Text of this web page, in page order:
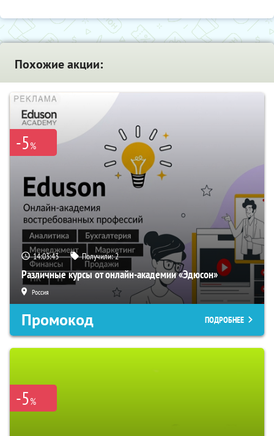
Похожие акции:
-5%
14:03:42 Получили:2
Различные курсы от онлайн-академии «Эдюсон»
Россия
Промокод ПОДРОБНЕЕ
-5%